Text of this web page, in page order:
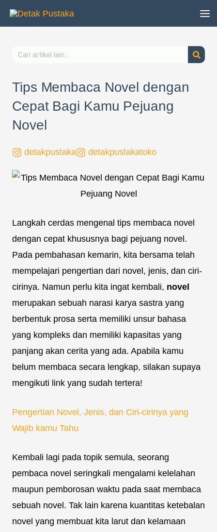
Lewati
Search
Tips Membaca Novel dengan
Cepat Bagi Kamu Pejuang
Novel
detakpustaka detakpustakatoko
Langkah cerdas mengenal tips membaca novel
dengan cepat khususnya bagi pejuang novel.
Pada pembahasan kemarin, kita bersama telah
mempelajari pengertian dari novel, jenis, dan ciri-
cirinya. Namun perlu kita ingat kembali, novel
merupakan sebuah narasi karya sastra yang
berbentuk prosa serta memiliki unsur bahasa
yang kompleks dan memiliki kapasitas yang
panjang akan cerita yang ada. Apabila kamu
belum membaca secara lengkap, silakan supaya
mengikuti link yang sudah tertera!
Pengertian Novel, Jenis, dan Ciri-cirinya yang
Wajib kamu Tahu
Kembali lagi pada topik semula, seorang
pembaca novel seringkali mengalami kelelahan
maupun pemborosan waktu pada saat membaca
sebuah novel. Tak lain karena kuantitas ketebalan
novel yang membuat kita larut dan kelamaan